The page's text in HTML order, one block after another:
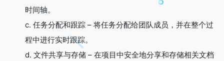
时间轴。
c. 任务分配和跟踪 – 将任务分配给团队成员，并在整个过
程中进行实时跟踪。
d. 文件共享与存储 – 在项目中安全地分享和存储相关文档